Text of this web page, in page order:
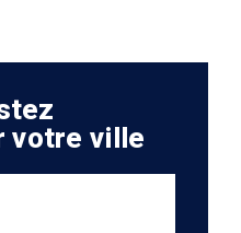
votre ville